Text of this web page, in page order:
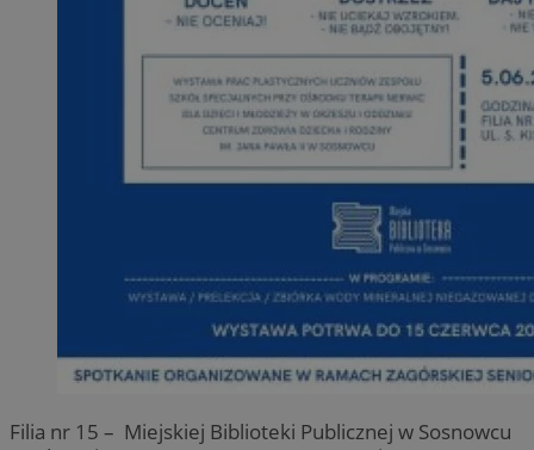
Filia nr 15 – Miejskiej Biblioteki Publicznej w Sosnowcu